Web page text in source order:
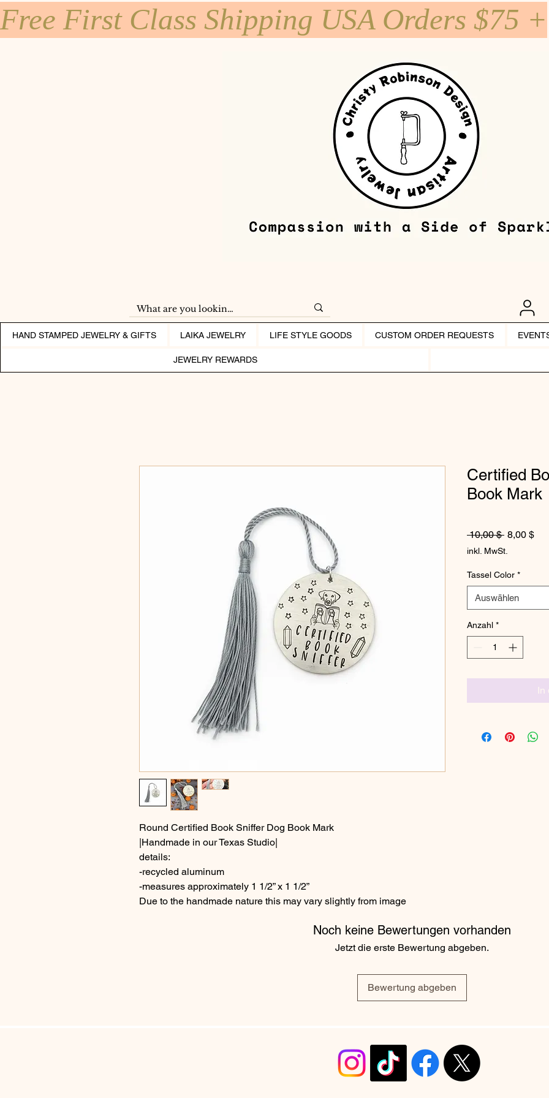
Free First Class Shipping USA Orders $75 +
HAND STAMPED JEWELRY & GIFTS LAIKA JEWELRY LIFE STYLE GOODS CUSTOM ORDER REQUESTS
JEWELRY REWARDS
Round Certified Book Sniffer Dog Book Mark
|Handmade in our Texas Studio|
details:
-recycled aluminum
-measures approximately 1 1/2” x 1 1/2”
Due to the handmade nature this may vary slightly from image
Certified
Book Mark
10,00 $ 8,00 $
inkl. MwSt.
Tassel Color *
Auswählen
Anzahl *
In
Noch keine Bewertungen vorhanden
Jetzt die erste Bewertung abgeben.
Bewertung abgeben